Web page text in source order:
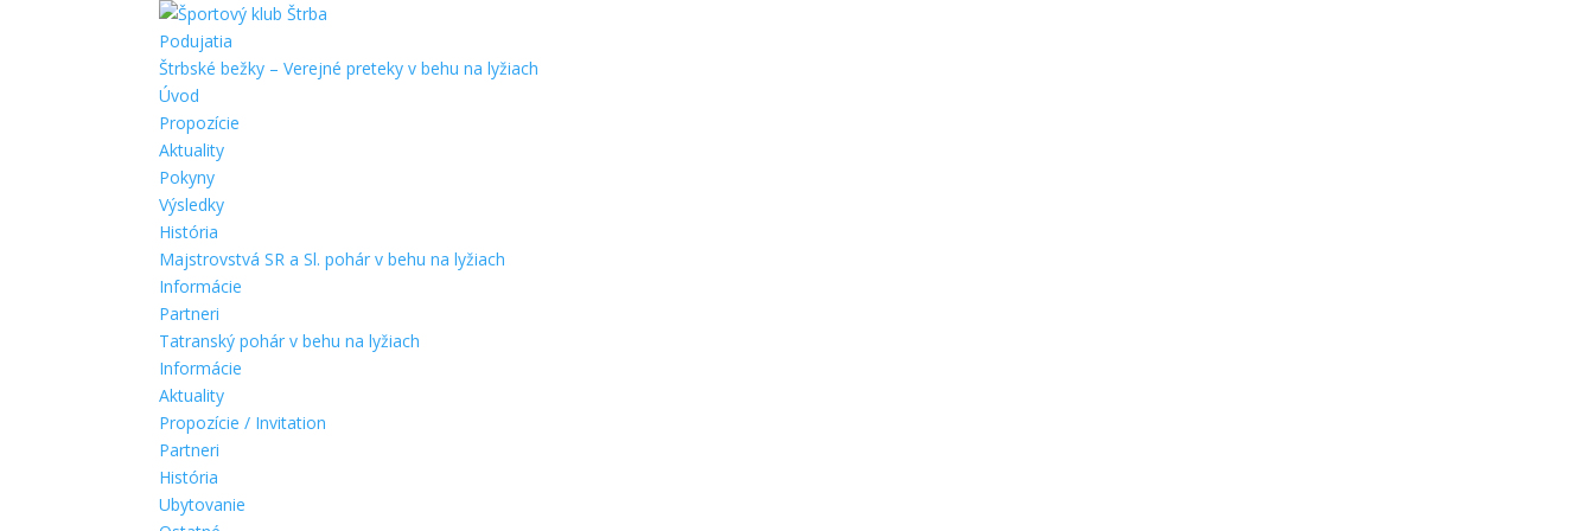
Podujatia
Štrbské bežky – Verejné preteky v behu na lyžiach
Úvod
Propozície
Aktuality
Pokyny
Výsledky
História
Majstrovstvá SR a Sl. pohár v behu na lyžiach
Informácie
Partneri
Tatranský pohár v behu na lyžiach
Informácie
Aktuality
Propozície / Invitation
Partneri
História
Ubytovanie